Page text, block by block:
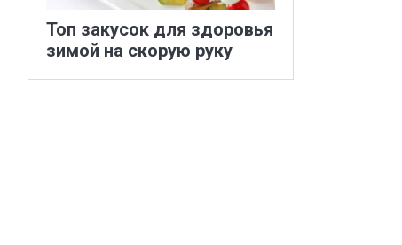
Топ закусок для здоровья
зимой на скорую руку